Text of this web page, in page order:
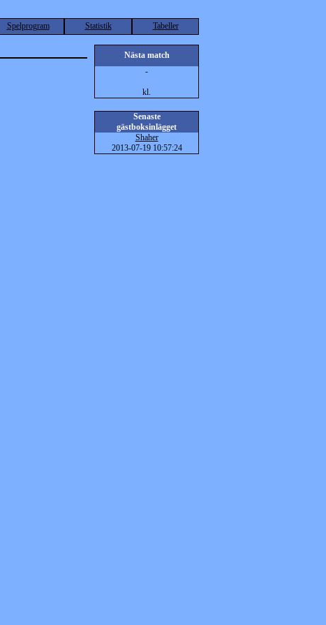
Spelprogram Statistik Tabeller
Nästa match
-
kl.
Senaste
gästboksinlägget
Shaher
2013-07-19 10:57:24